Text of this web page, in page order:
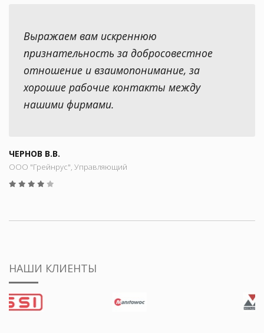
Выражаем вам искреннюю
признательность за добросовестное
отношение и взаимопонимание, за
хорошие рабочие контакты между
нашими фирмами.
ЧЕРНОВ В.В.
ООО "Грейнрус", Управляющий
НАШИ КЛИЕНТЫ